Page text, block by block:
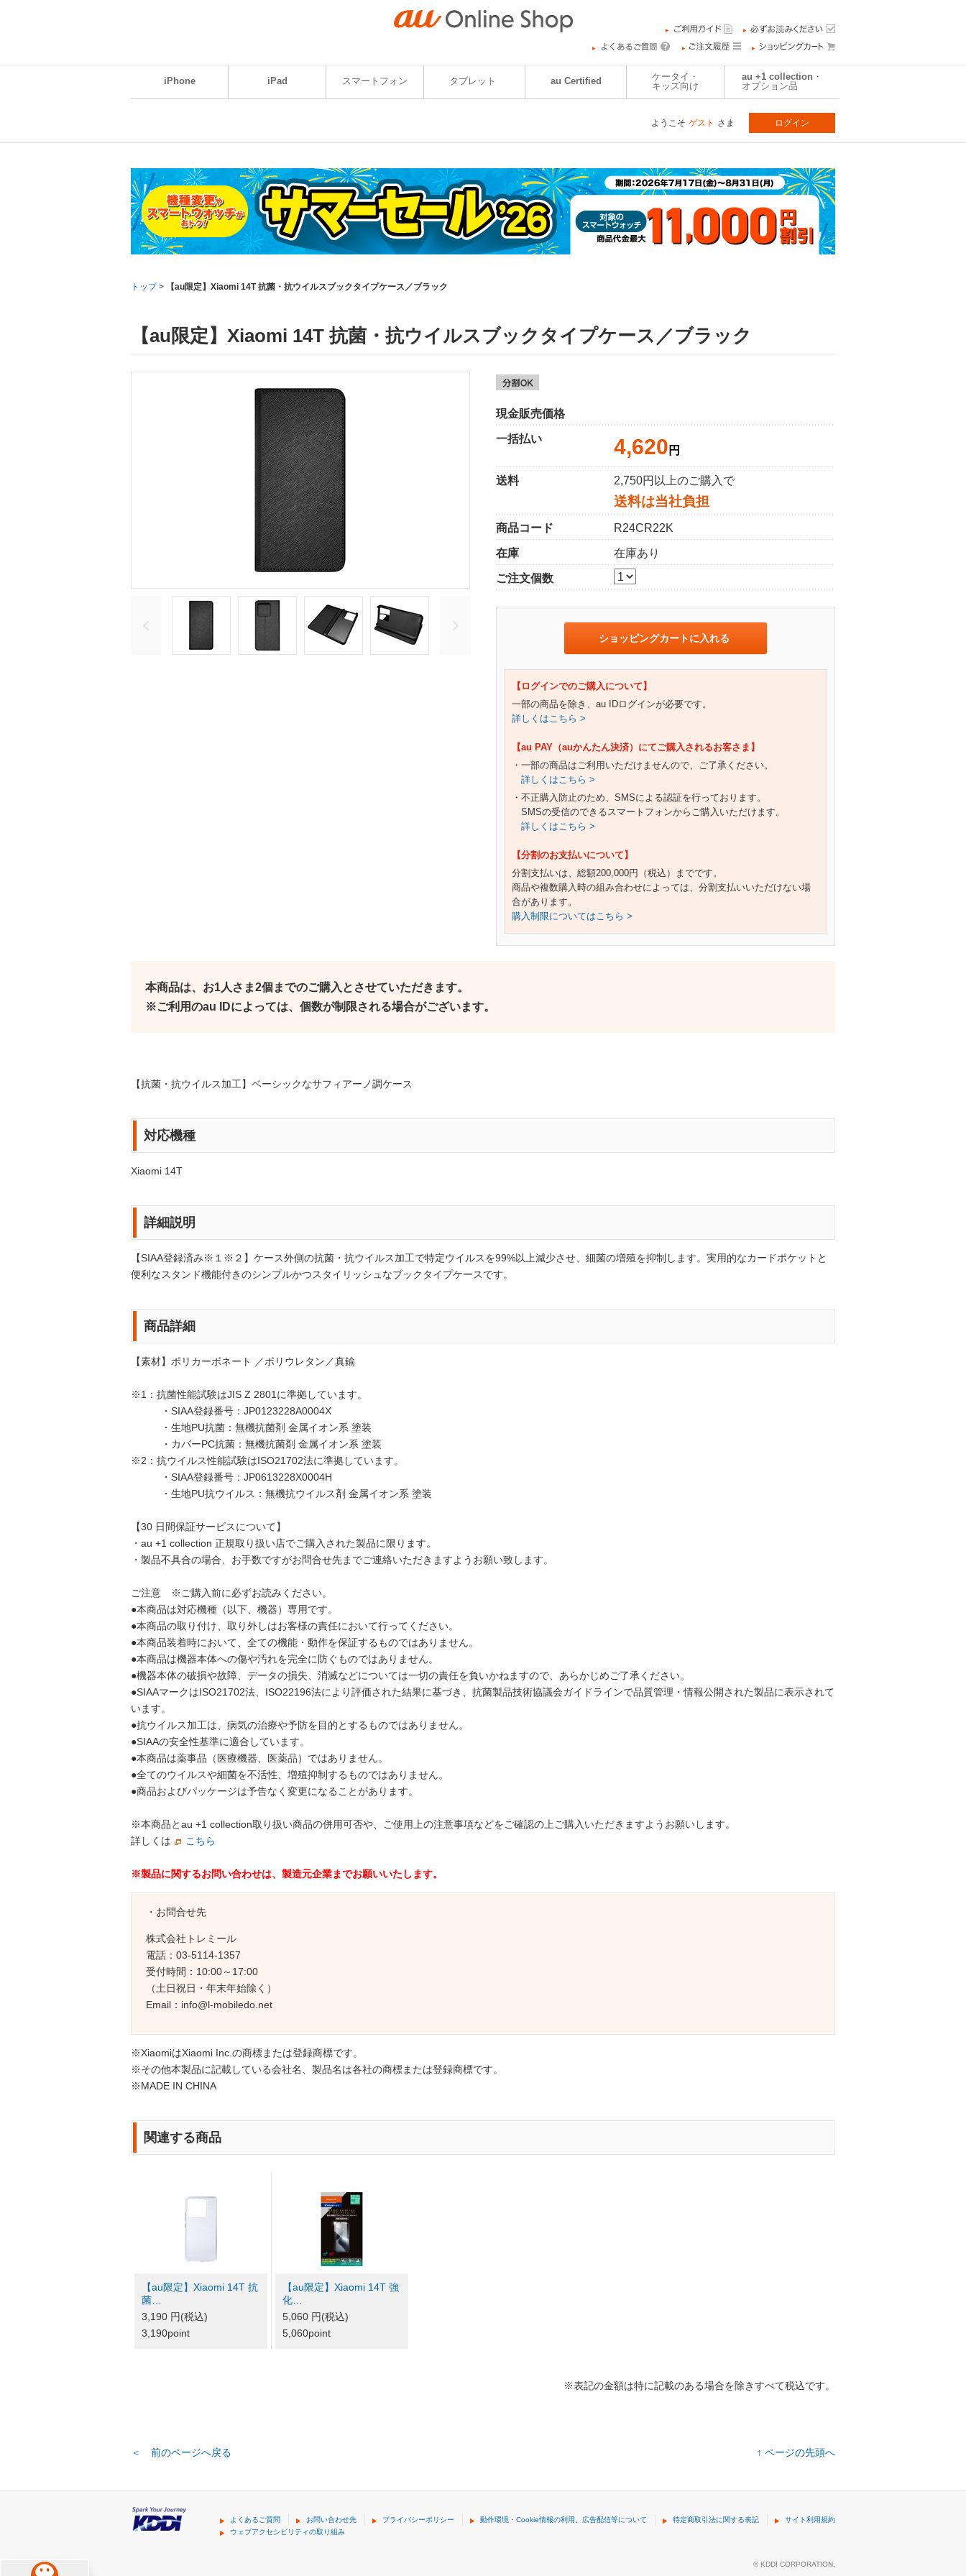
iPhone iPad スマートフォン タブレット au Certified
ケータイ・
キッズ向け
au +1 collection・
オプション品
ようこそ ゲスト さま ログイン
トップ> 【au限定】Xiaomi 14T 抗菌・抗ウイルスブックタイプケース／ブラック
【au限定】Xiaomi 14T 抗菌・抗ウイルスブックタイプケース／ブラック
現金販売価格
一括払い
4,620 円
送料 2,750円以上のご購入で
送料は当社負担
商品コード
R24CR22K
在庫
在庫あり
ご注文個数
ショッピングカートに入れる
【ログインでのご購入について】
一部の商品を除き、au IDログインが必要です。
詳しくはこちら >
【au PAY（auかんたん決済）にてご購入されるお客さま】
・一部の商品はご利用いただけませんので、ご了承ください。
詳しくはこちら >
・不正購入防止のため、SMSによる認証を行っております。
SMSの受信のできるスマートフォンからご購入いただけます。
詳しくはこちら >
【分割のお支払いについて】
分割支払いは、総額200,000円（税込）までです。
商品や複数購入時の組み合わせによっては、分割支払いいただけない場
合があります。
購入制限についてはこちら >
本商品は、お1人さま2個までのご購入とさせていただきます。
※ご利用のau IDによっては、個数が制限される場合がございます。
【抗菌・抗ウイルス加工】ベーシックなサフィアーノ調ケース
対応機種
Xiaomi 14T
詳細説明
【SIAA登録済み※１※２】ケース外側の抗菌・抗ウイルス加工で特定ウイルスを99%以上減少させ、細菌の増殖を抑制します。実用的なカードポケットと
便利なスタンド機能付きのシンプルかつスタイリッシュなブックタイプケースです。
商品詳細
【素材】ポリカーボネート ／ポリウレタン／真鍮
※1：抗菌性能試験はJIS Z 2801に準拠しています。
・SIAA登録番号：JP0123228A0004X
・生地PU抗菌：無機抗菌剤 金属イオン系 塗装
・カバーPC抗菌：無機抗菌剤 金属イオン系 塗装
※2：抗ウイルス性能試験はISO21702法に準拠しています。
・SIAA登録番号：JP0613228X0004H
・生地PU抗ウイルス：無機抗ウイルス剤 金属イオン系 塗装
【30 日間保証サービスについて】
・au +1 collection 正規取り扱い店でご購入された製品に限ります。
・製品不具合の場合、お手数ですがお問合せ先までご連絡いただきますようお願い致します。
ご注意 ※ご購入前に必ずお読みください。
●本商品は対応機種（以下、機器）専用です。
●本商品の取り付け、取り外しはお客様の責任において行ってください。
●本商品装着時において、全ての機能・動作を保証するものではありません。
●本商品は機器本体への傷や汚れを完全に防ぐものではありません。
●機器本体の破損や故障、データの損失、消滅などについては一切の責任を負いかねますので、あらかじめご了承ください。
●SIAAマークはISO21702法、ISO22196法により評価された結果に基づき、抗菌製品技術協議会ガイドラインで品質管理・情報公開された製品に表示されて
います。
●抗ウイルス加工は、病気の治療や予防を目的とするものではありません。
●SIAAの安全性基準に適合しています。
●本商品は薬事品（医療機器、医薬品）ではありません。
●全てのウイルスや細菌を不活性、増殖抑制するものではありません。
●商品およびパッケージは予告なく変更になることがあります。
※本商品とau +1 collection取り扱い商品の併用可否や、ご使用上の注意事項などをご確認の上ご購入いただきますようお願いします。
詳しくは
こちら
※製品に関するお問い合わせは、製造元企業までお願いいたします。
・お問合せ先
株式会社トレミール
電話：03-5114-1357
受付時間：10:00～17:00
（土日祝日・年末年始除く）
Email：info@l-mobiledo.net
※XiaomiはXiaomi Inc.の商標または登録商標です。
※その他本製品に記載している会社名、製品名は各社の商標または登録商標です。
※MADE IN CHINA
関連する商品
【au限定】Xiaomi 14T 抗
菌…
3,190 円(税込)
3,190point
【au限定】Xiaomi 14T 強
化…
5,060 円(税込)
5,060point
※表記の金額は特に記載のある場合を除きすべて税込です。
＜ 前のページへ戻る ↑ ページの先頭へ
よくあるご質問 お問い合わせ先 プライバシーポリシー 動作環境・Cookie情報の利用、広告配信等について 特定商取引法に関する表記
サイト利用規約
ウェブアクセシビリティの取り組み
© KDDI CORPORATION.